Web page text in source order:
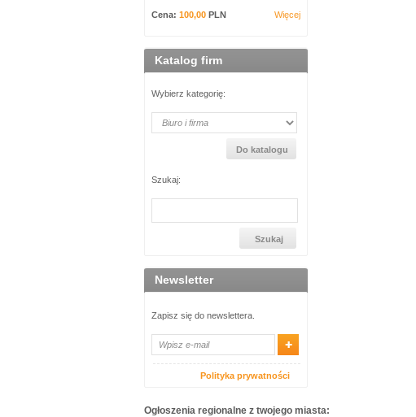
Cena: 100,00 PLN Więcej
Katalog firm
Wybierz kategorię:
Szukaj:
Newsletter
Zapisz się do newslettera.
Polityka prywatności
Ogłoszenia regionalne z twojego miasta: